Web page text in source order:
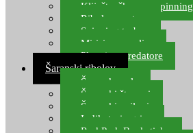
Kliješta, škare za spinning
Ribolov pastrve
Spinning torbe
Mirisi za varalice
Plovci za predatore
Šaranski ribolov
Šaranske role
Šaranski štapovi
Šaranski najloni
Indikatori ugriza